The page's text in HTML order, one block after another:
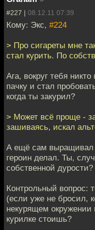
#227 | 08.12.11 07:39
Кому: Экс, #224
> Про сигареты мне
стал курить. По
Ага, вокруг тебя
пачку и стал
когда ты закурил?
> Может всё проще -
зашиваясь, искал
А ещё сам выращивал
героин делал. Ты,
собственной дурости?
Контрольный вопрос:
(если уже не бросил,
некурящем окружении
курилке стоишь?